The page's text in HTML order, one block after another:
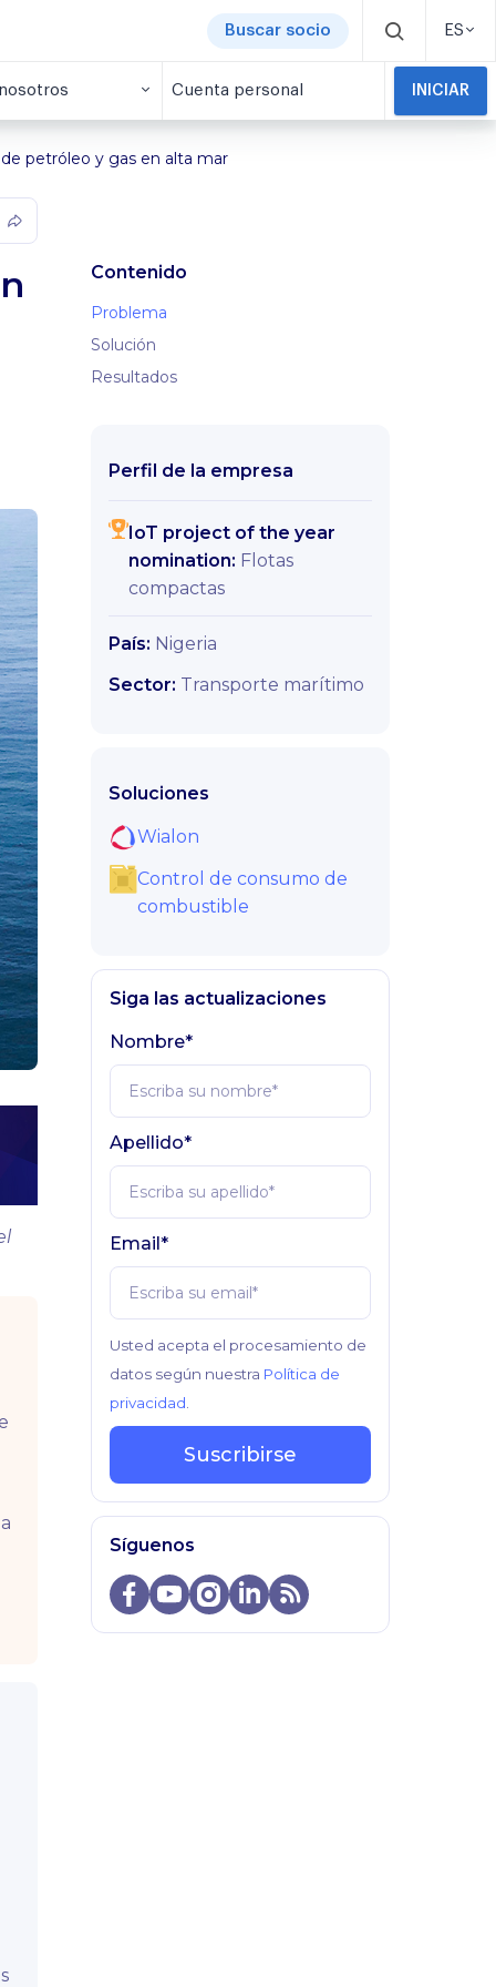
Buscar socio ES
Cuenta personal INICIAR
petróleo y gas en alta mar
Contenido
Problema
Solución
Resultados
Perfil de la empresa
IoT project of the year
nomination: Flotas
compactas
País: Nigeria
Sector: Transporte marítimo
Soluciones
Wialon
Control de consumo de
combustible
Siga las actualizaciones
Nombre*
Apellido*
Email*
Usted acepta el procesamiento de
datos según nuestra Política de
privacidad
Suscribirse
Síguenos